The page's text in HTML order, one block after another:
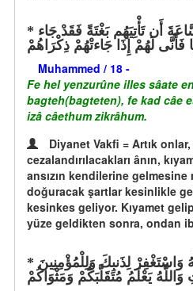
فَأَنَّى لَهُمْ إِذَا جَاءتْهُمْ ذِكْرَاهُمْ
Muhammed / 18 -
Fe hel yenzurûne illes sâate
bagteh(bagteten), fe kad câe
izâ câethum zikrâhum.
Diyanet Vakfi = Artık onlar,
cezalandırılacakları ânın,
ansızın kendilerine gelmesine
doğuracak şartlar kesinlikle
kesinkes geliyor. Kıyamet
yüze geldikten sonra, ondan
فَاعْلَمْ أَنَّهُ لَا إِلَهَ إِلَّا اللَّهُ وَاسْتَغْفِرْ لِذَنبِكَ وَلِلْمُؤْمِنِينَ
وَاللَّهُ يَعْلَمُ مُتَقَلَّبَكُمْ وَمَثْوَاكُمْ